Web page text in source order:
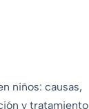
niños: causas,
y tratamiento